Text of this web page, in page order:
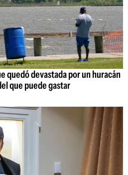
quedó devastada por un huracán
que puede gastar